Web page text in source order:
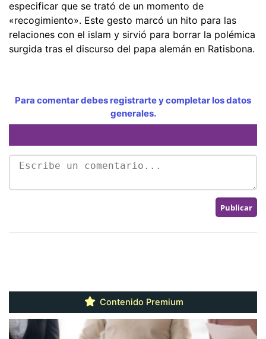
especificar que se trató de un momento de
«recogimiento». Este gesto marcó un hito para las
relaciones con el islam y sirvió para borrar la polémica
surgida tras el discurso del papa alemán en Ratisbona.
Para comentar debes registrarte y completar los datos
generales.
Contenido Premium